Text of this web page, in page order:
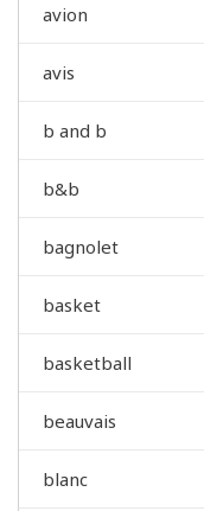
avion
avis
b and b
b&b
bagnolet
basket
basketball
beauvais
blanc